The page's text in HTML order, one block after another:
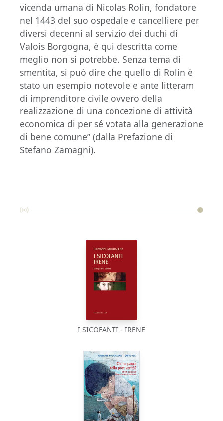
vicenda umana di Nicolas Rolin, fondatore
nel 1443 del suo ospedale e cancelliere per
diversi decenni al servizio dei duchi di
Valois Borgogna, è qui descritta come
meglio non si potrebbe. Senza tema di
smentita, si può dire che quello di Rolin è
stato un esempio notevole e ante litteram
di imprenditore civile ovvero della
realizzazione di una concezione di attività
economica di per sé votata alla generazione
di bene comune” (dalla Prefazione di
Stefano Zamagni).
I SICOFANTI - IRENE